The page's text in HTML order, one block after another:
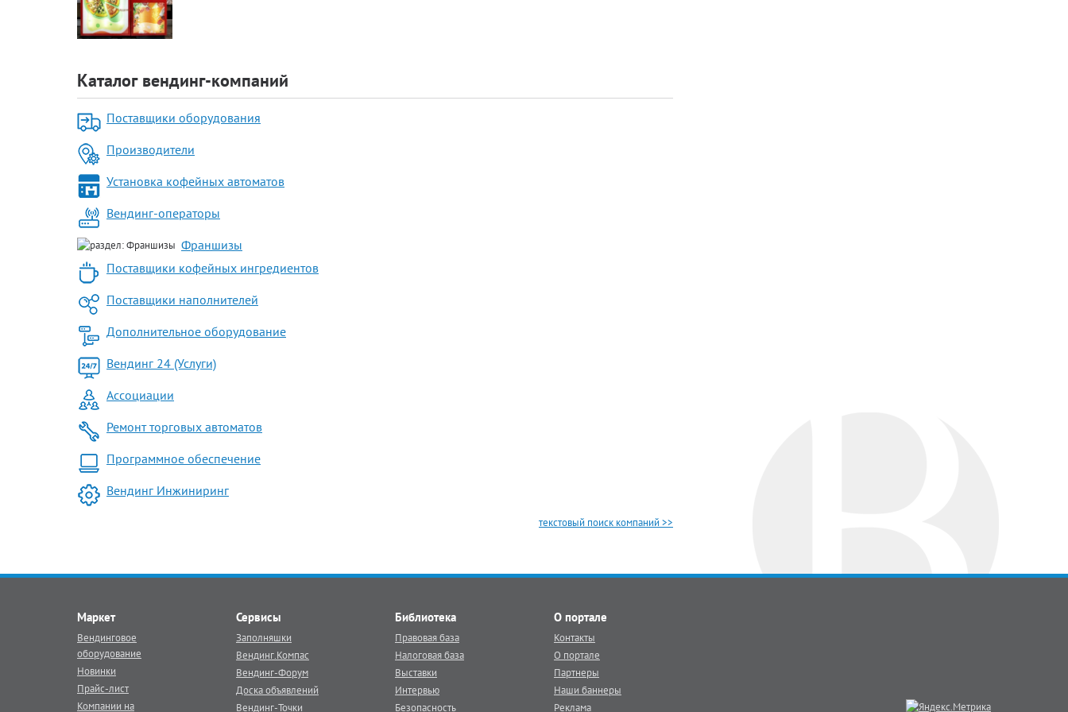
Каталог вендинг-компаний
Поставщики оборудования
Производители
Установка кофейных автоматов
Вендинг-операторы
Франшизы
Поставщики кофейных ингредиентов
Поставщики наполнителей
Дополнительное оборудование
Вендинг 24 (Услуги)
Ассоциации
Ремонт торговых автоматов
Программное обеспечение
Вендинг Инжиниринг
текстовый поиск компаний >>
Маркет
Вендинговое
оборудование
Новинки
Прайс-лист
Компании на
Сервисы
Заполняшки
Вендинг.Компас
Вендинг-Форум
Доска объявлений
Вендинг-Точки
Библиотека
Правовая база
Налоговая база
Выставки
Интервью
Безопасность
О портале
Контакты
О портале
Партнеры
Наши баннеры
Реклама